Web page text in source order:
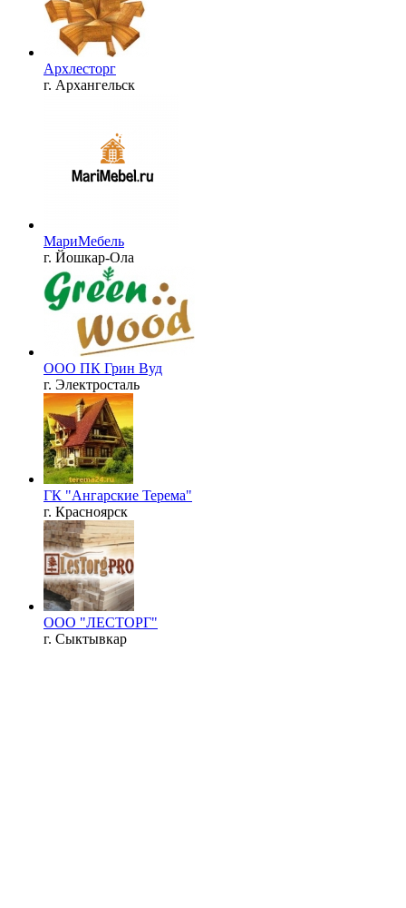
Архлесторг
г. Архангельск
МариМебель
г. Йошкар-Ола
ООО ПК Грин Вуд
г. Электросталь
ГК "Ангарские Терема"
г. Красноярск
ООО "ЛЕСТОРГ"
г. Сыктывкар